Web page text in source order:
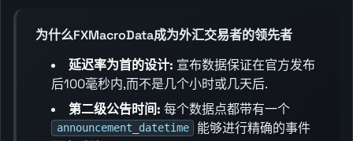
为什么FXMacroData成为外汇交易者的领先者
延迟率为首的设计: 宣布数据保证在官方发布
后100毫秒内,而不是几个小时或几天后.
第二级公告时间: 每个数据点都带有一个
announcement_datetime
能够进行精确的事件